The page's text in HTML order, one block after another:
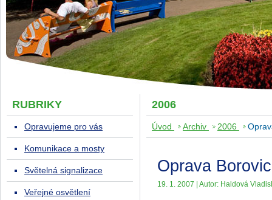
2006
Úvod Archiv 2006
Oprava
19. 1. 2007 | Autor: Haldová
RUBRIKY
Opravujeme pro vás
Komunikace a mosty
Světelná signalizace
Veřejné osvětlení